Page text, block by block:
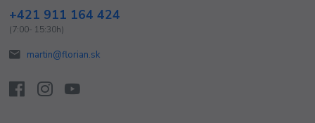
+421 911 164 424
(7:00- 15:30h)
martin@florian.sk